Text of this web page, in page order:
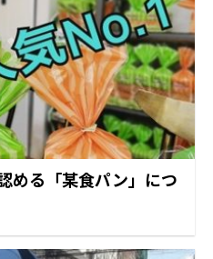
める「某食パン」につ